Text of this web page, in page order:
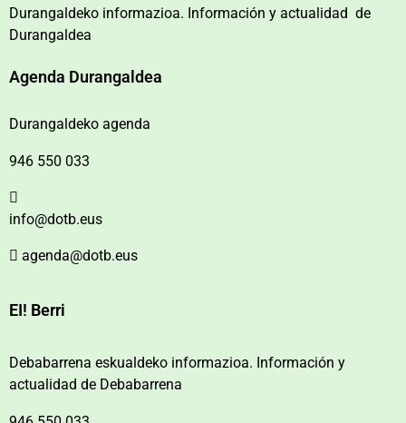
Durangaldeko informazioa. Información y actualidad de
Durangaldea
Agenda Durangaldea
Durangaldeko agenda
946 550 033
info@dotb.eus
agenda@dotb.eus
EI! Berri
Debabarrena eskualdeko informazioa. Información y
actualidad de Debabarrena